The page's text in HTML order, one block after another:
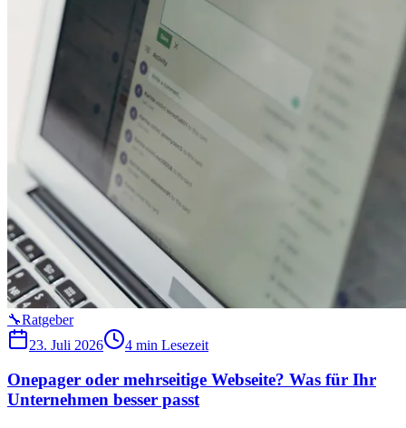
🔧Ratgeber
23. Juli 2026
4 min Lesezeit
Onepager oder mehrseitige Webseite? Was für Ihr
Unternehmen besser passt